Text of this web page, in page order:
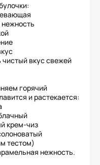
вкус свежей
горячий
и растекается:
крем-чиз
тестом)
нежность.